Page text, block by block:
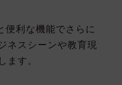
利な機能でさらに
ネスシーンや教育現
す。